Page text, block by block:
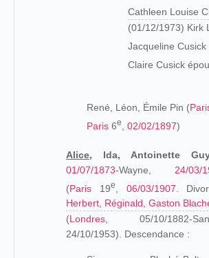
Cathleen Louise
(01/12/1973) Kirk
Jacqueline Cusick
Claire Cusick
René, Léon, Émile Pin (
Paris 6e 02/02/1897)
Alice, Ida, Antoinette
01/07/1873-Wayne, 24/03/
(Paris 19e 06/03/1907 .
Herbert, Réginald, Gaston
(Londres, 05/10/1882-
24/10/1953). Descendance :